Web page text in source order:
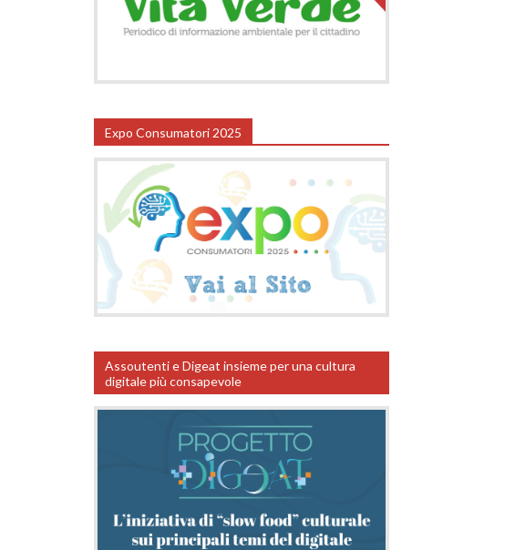
Expo Consumatori 2025
Assoutenti e Digeat insieme per una cultura
digitale più consapevole